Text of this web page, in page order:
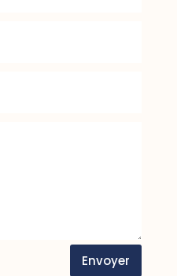
Envoyer